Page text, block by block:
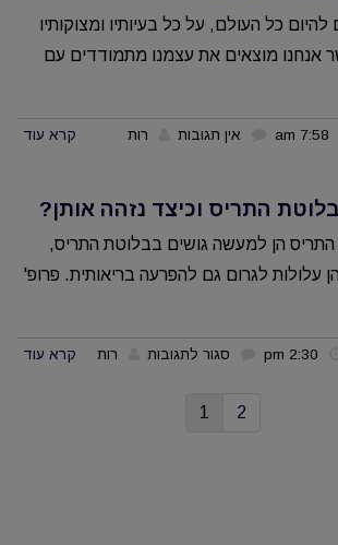
כל העולם, על כל בעיותיו ומצוקותיו
אנחנו מוצאים את עצמנו מתמודדים עם
אין תגובות רות קרא עוד
התריס וכיצד נזהה אותן?
הן למעשה גושים בבלוטת התריס,
עלולות לגרום גם להפרעה בריאותית. פרופ'
סגור לתגובותעל
רות קרא עוד
1 2